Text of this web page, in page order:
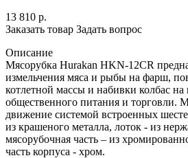
13 810 р.
Заказать товар Задать вопрос
Описание
Мясорубка Hurakan HKN-12CR
измельчения мяса и рыбы на фарш,
котлетной массы и набивки колбас на
общественного питания и торговли.
движение системой встроенных
из крашеного металла, лоток - из
мясорубочная часть – из
часть корпуса - хром.